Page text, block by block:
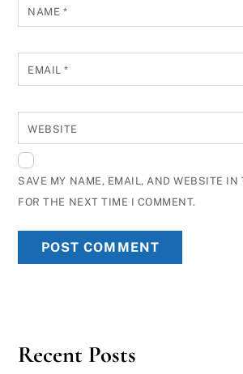
NAME *
EMAIL*
WEBSITE
SAVE MY NAME, EMAIL, AND WEBSITE IN
FOR THE NEXT TIME I COMMENT.
Recent Posts